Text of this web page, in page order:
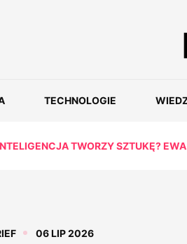
TECHNOLOGIE
TWORZY SZTUKĘ?
06 LIP 2026